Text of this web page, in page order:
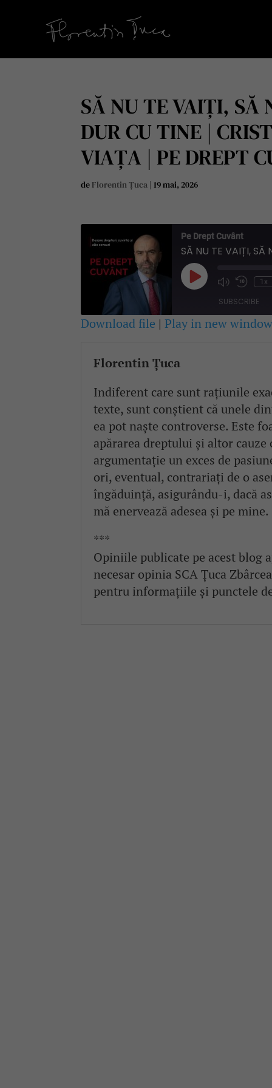
SĂ NU TE VAIȚI, SĂ
DUR CU TINE |
VIAȚA | PE DREPT
de Florentin Țuca| 19 mai, 2026
Pe Drept Cuvânt
Play
Episode
Mute/Unmute
Rewind
1x
SUBSCRIBE
LINK
EMBED
Download file | Play in new window
Florentin Țuca
Indiferent care sunt rațiunile
texte, sunt conștient că unele
ea pot naște controverse. Este
apărarea dreptului și altor
argumentație un exces de
ori, eventual, contrariați de o
îngăduință, asigurându-i, dacă
mă enervează adesea și pe mine.
***
Opiniile publicate pe acest blog
necesar opinia SCA Țuca
pentru informațiile și punctele